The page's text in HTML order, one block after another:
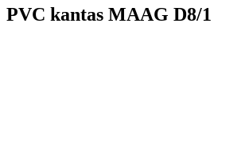
PVC kantas MAAG D8/1